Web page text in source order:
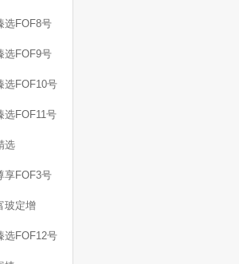
选FOF8号
选FOF9号
选FOF10号
选FOF11号
选
享FOF3号
玻定增
选FOF12号